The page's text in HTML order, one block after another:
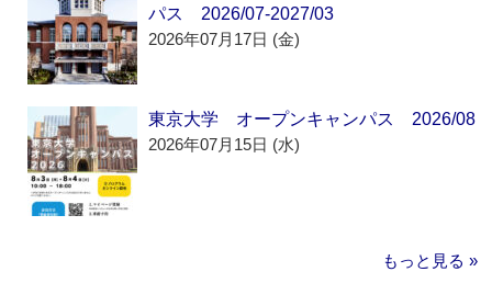
パス 2026/07-2027/03
2026年07月17日 (金)
東京大学 オープンキャンパス 2026/08
2026年07月15日 (水)
もっと見る »